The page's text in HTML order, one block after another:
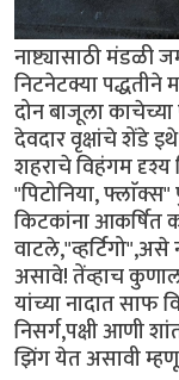
नाष्ट्यासाठी मंडळी
निटनेटक्या पद्धतीने
दोन बाजूला
देवदार वृक्षांचे शेंडे
शहराचे विहंगम
"पिटोनिया,
किटकांना आकर्षित
असावे! तेंव्हाच
यांच्या नादात साफ
निसर्ग,पक्षी आणी
झिंग येत असावी